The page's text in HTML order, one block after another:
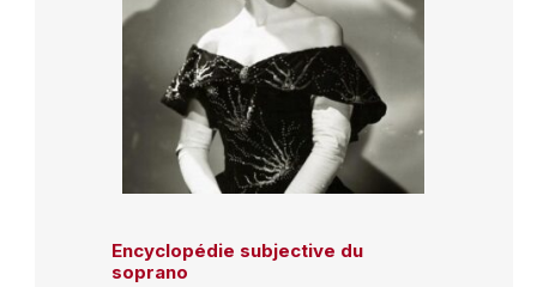
Encyclopédie subjective du
soprano